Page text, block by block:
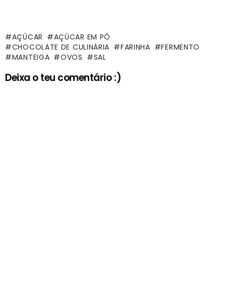
AÇÚCAR
AÇÚCAR EM PÓ
CHOCOLATE DE CULINÁRIA
FARINHA
FERMENTO
MANTEIGA
OVOS SAL
Deixa o teu comentário :)